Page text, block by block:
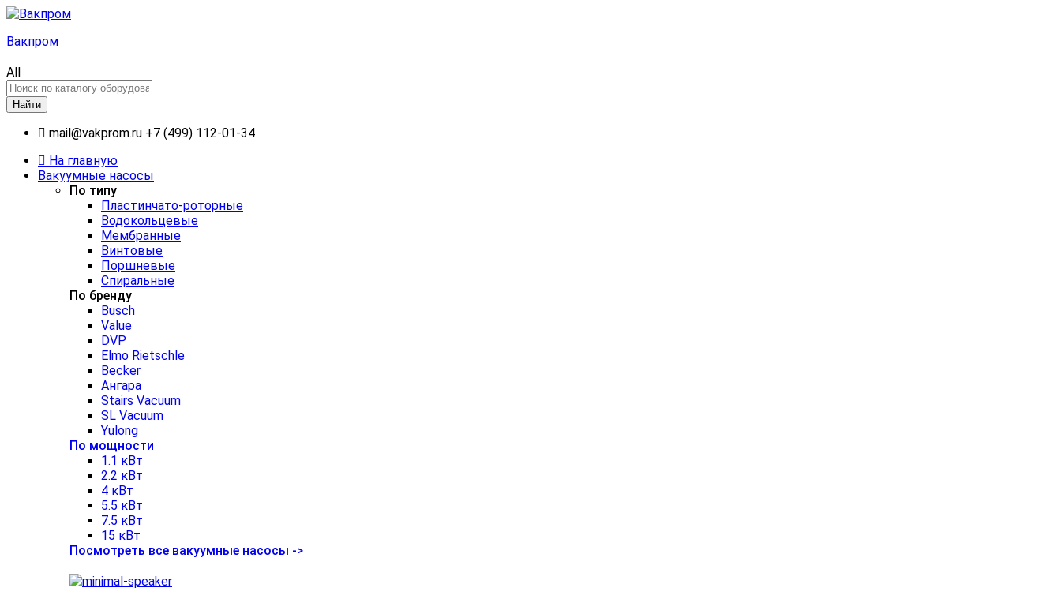
Вакпром
All
Найти
mail@vakprom.ru +7 (499) 112-01-34
На главную
Вакуумные насосы
По типу
Пластинчато-роторные
Водокольцевые
Мембранные
Винтовые
Поршневые
Спиральные
По бренду
Busch
Value
DVP
Elmo Rietschle
Becker
Ангара
Stairs Vacuum
SL Vacuum
Yulong
По мощности
1.1 кВт
2.2 кВт
4 кВт
5.5 кВт
7.5 кВт
15 кВт
Посмотреть все вакуумные насосы ->